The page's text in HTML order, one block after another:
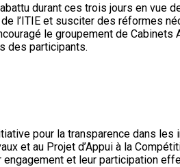
durant ces trois jours en vue
l’ITIE et susciter des réformes
le groupement de
des participants.
pour la transparence dans
et au Projet d’Appui à la
engagement et leur participation